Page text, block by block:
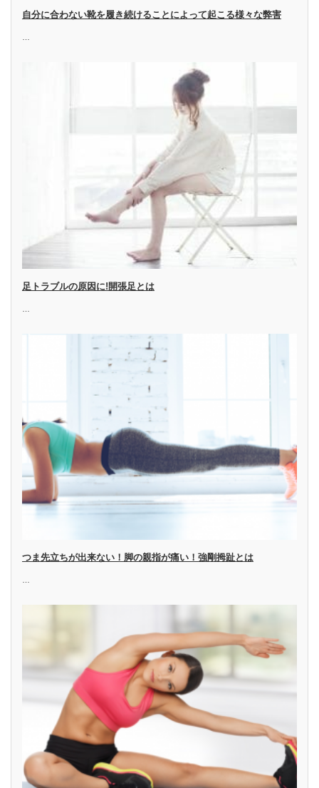
自分に合わない靴を履き続けることによって起こる様々な弊害
足トラブルの原因に!開張足とは
つま先立ちが出来ない！脚の親指が痛い！強剛拇趾とは